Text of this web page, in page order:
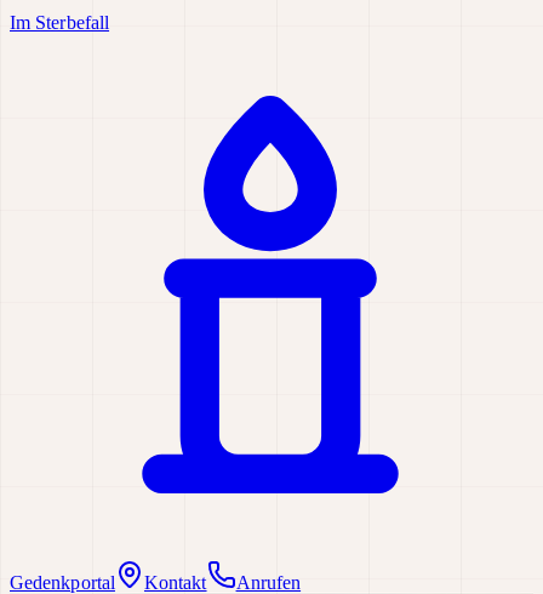
Im Sterbefall
Gedenkportal Kontakt Anrufen